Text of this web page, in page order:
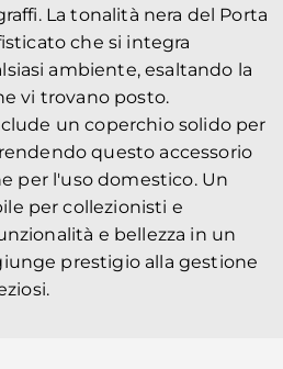
La tonalità nera del Porta
che si integra
ambiente, esaltando la
vi trovano posto.
un coperchio solido per
questo accessorio
per l'uso domestico. Un
per collezionisti e
e bellezza in un
prestigio alla gestione